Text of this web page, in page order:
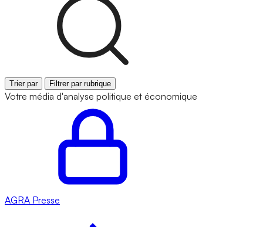
Trier par Filtrer par rubrique
Votre média d'analyse politique et économique
AGRA Presse